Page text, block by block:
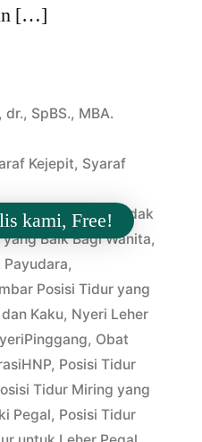
[…]
SpBS., MBA.
Kejepit, Syaraf
Sakit Leher Tidak
Baik Bagi Wanita,
Payudara,
Posisi Tidur yang
Kaku, Nyeri Leher
, Obat
, Posisi Tidur
Tidur Miring yang
Pegal, Posisi Tidur
kami, Free!